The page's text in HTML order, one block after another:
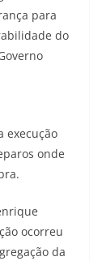
para
do
execução
onde
ocorreu
da